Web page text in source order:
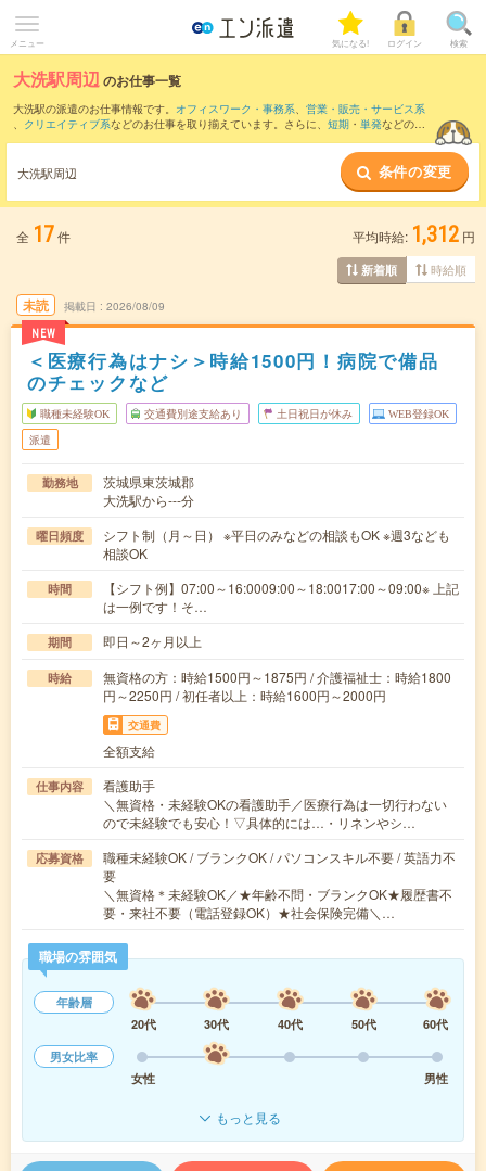
メニュー 気になる! ログイン 検索
大洗駅周辺のお仕事一覧
大洗駅の派遣のお仕事情報です。 オフィスワーク・事務系、 営業・販売・サービス系
、 クリエイティブ系などのお仕事を取り揃えています。さらに、 短期 ・ 単発などの期
また、水戸駅
など近隣駅のお仕事もご確認いた
だけます。
大洗駅周辺 条件の変更
全 17件 平均時給: 1,312 円
新着順 時給順
未読
NEW
掲載日 2026/08/09
＜医療行為はナシ＞時給1500円！病院で備品
のチェックなど
職種未経験OK 交通費別途支給あり 土日祝日が休み WEB登録OK
派遣
勤務地
茨城県東茨城郡
大洗駅から---分
曜日頻度
シフト制（月～日） ※平日のみなどの相談もOK ※週3なども
相談OK
時間
【シフト例】07:00～16:0009:00～18:0017:00～09:00※ 上記
は一例です！そ…
期間 即日～2ヶ月以上
時給
無資格の方：時給1500円～1875円 / 介護福祉士：時給1800
円～2250円 / 初任者以上：時給1600円～2000円
交通費
全額支給
仕事内容
看護助手
＼無資格・未経験OKの看護助手／医療行為は一切行わない
ので未経験でも安心！▽具体的には…・リネンやシ…
応募資格
職種未経験OK / ブランクOK / パソコンスキル不要 / 英語力不
要
＼無資格＊未経験OK／★年齢不問・ブランクOK★履歴書不
要・来社不要（電話登録OK）★社会保険完備＼…
職場の雰囲気
年齢層
20代
30代 40代 50代
60代
男女比率
女性
男性
もっと見る